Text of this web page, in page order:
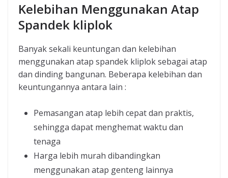
Kelebihan Menggunakan Atap
Spandek kliplok
Banyak sekali keuntungan dan kelebihan
menggunakan atap spandek kliplok sebagai atap
dan dinding bangunan. Beberapa kelebihan dan
keuntungannya antara lain :
Pemasangan atap lebih cepat dan praktis,
sehingga dapat menghemat waktu dan
tenaga
Harga lebih murah dibandingkan
menggunakan atap genteng lainnya